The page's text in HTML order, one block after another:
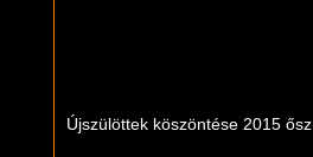
Újszülöttek köszöntése 2015 ősz